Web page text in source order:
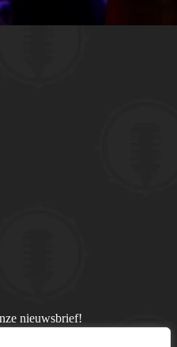
nieuwsbrief!